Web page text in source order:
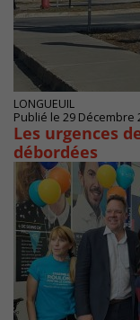
LONGUEUIL
Publié le 29 Décembre
Les urgences
débordées